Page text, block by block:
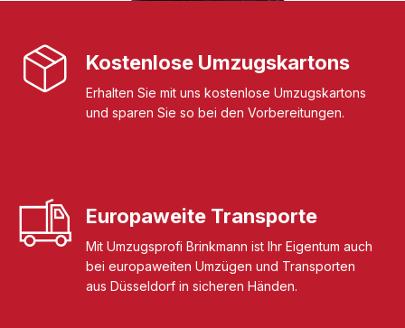
Kostenlose Umzugskartons
Erhalten Sie mit uns kostenlose Umzugskartons
und sparen Sie so bei den Vorbereitungen.
Europaweite Transporte
Mit Umzugsprofi Brinkmann ist Ihr Eigentum auch
bei europaweiten Umzügen und Transporten
aus Düsseldorf in sicheren Händen.